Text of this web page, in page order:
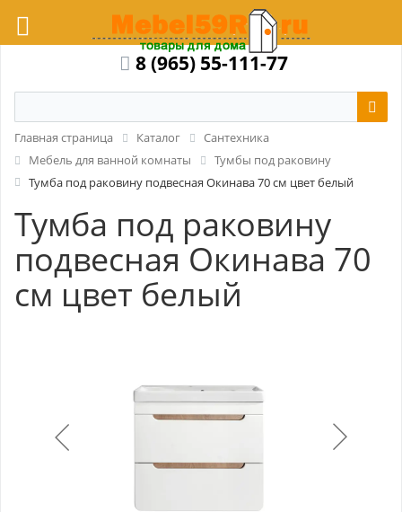
8 (965) 55-111-77
Главная страница Каталог
Сантехника
Мебель для ванной комнаты
Тумбы под раковину
Тумба под раковину подвесная Окинава 70 см цвет белый
Тумба под раковину
подвесная Окинава 70
см цвет белый